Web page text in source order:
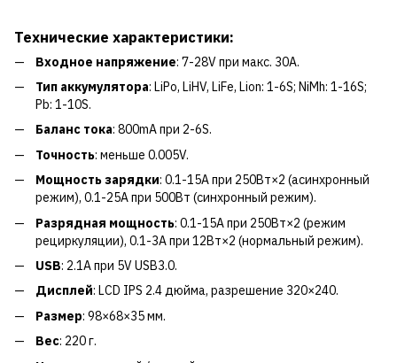
Технические характеристики:
Входное напряжение: 7-28V при макс. 30A.
Тип аккумулятора: LiPo, LiHV, LiFe, Lion: 1-6S; NiMh: 1-16S;
Pb: 1-10S.
Баланс тока: 800mA при 2-6S.
Точность: меньше 0.005V.
Мощность зарядки: 0.1-15А при 250Вт×2 (асинхронный
режим), 0.1-25А при 500Вт (синхронный режим).
Разрядная мощность: 0.1-15А при 250Вт×2 (режим
рециркуляции), 0.1-3А при 12Вт×2 (нормальный режим).
USB: 2.1A при 5V USB3.0.
Дисплей: LCD IPS 2.4 дюйма, разрешение 320×240.
Размер: 98×68×35 мм.
Вес: 220 г.